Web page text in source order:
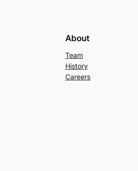
About
Team
History
Careers